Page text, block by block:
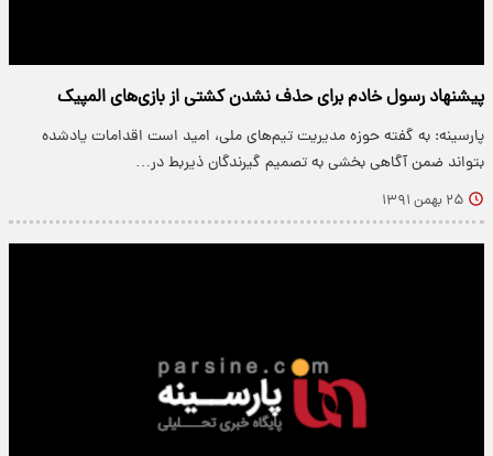
پیشنهاد رسول خادم برای حذف نشدن کشتی از بازی‌های المپیک
پارسینه: به گفته حوزه مدیریت تیم‌های ملی، امید است اقدامات یادشده
بتواند ضمن آگاهی بخشی به تصمیم گیرندگان ذیربط در…
۲۵ بهمن ۱۳۹۱